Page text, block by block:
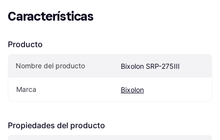
Características
Producto
Nombre del producto Bixolon SRP-275III
Marca Bixolon
Propiedades del producto